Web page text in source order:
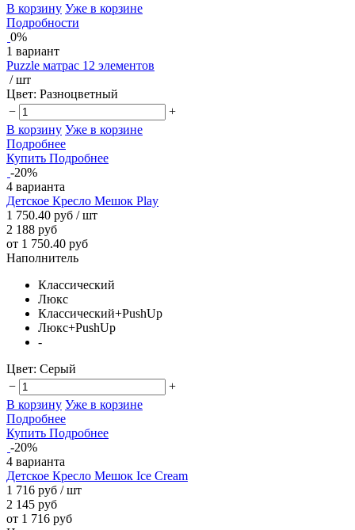
В корзину Уже в корзине
Подробности
0%
1 вариант
Puzzle матрас 12 элементов
/ шт
Цвет: Разноцветный
−
+
В корзину Уже в корзине
Подробнее
Купить Подробнее
-20%
4 варианта
Детское Кресло Мешок Play
1 750.40 руб / шт
2 188 руб
от 1 750.40 руб
Наполнитель
Классический
Люкс
Классический+PushUp
Люкс+PushUp
-
Цвет: Серый
−
+
В корзину Уже в корзине
Подробнее
Купить Подробнее
-20%
4 варианта
Детское Кресло Мешок Ice Cream
1 716 руб / шт
2 145 руб
от 1 716 руб